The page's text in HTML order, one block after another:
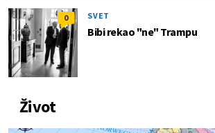
0 SVET
Bibi rekao "ne" Trampu
Život